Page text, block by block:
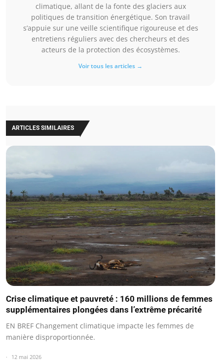
climatique, allant de la fonte des glaciers aux
politiques de transition énergétique. Son travail
s’appuie sur une veille scientifique rigoureuse et des
entretiens réguliers avec des chercheurs et des
acteurs de la protection des écosystèmes.
Voir tous les articles →
ARTICLES SIMILAIRES
Crise climatique et pauvreté : 160 millions de femmes
supplémentaires plongées dans l’extrême précarité
EN BREF Changement climatique impacte les femmes de
manière disproportionnée.
12 mai 2026